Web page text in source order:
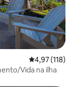
4,97 de uma
4,97 (118)
Vida na ilha